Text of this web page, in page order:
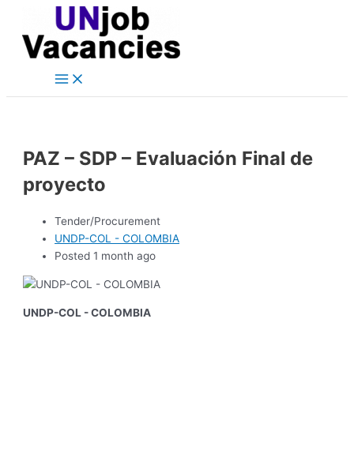
content
Main
PAZ – SDP – Evaluación Final de
proyecto
Tender/Procurement
UNDP-COL - COLOMBIA
Posted 1 month ago
UNDP-COL - COLOMBIA
navigation